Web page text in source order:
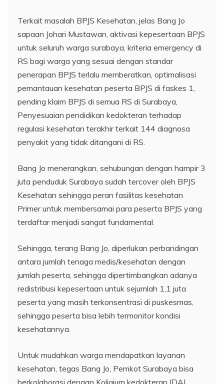
Terkait masalah BPJS Kesehatan, jelas Bang Jo
sapaan Johari Mustawan, aktivasi kepesertaan BPJS
untuk seluruh warga surabaya, kriteria emergency di
RS bagi warga yang sesuai dengan standar
penerapan BPJS terlalu memberatkan, optimalisasi
pemantauan kesehatan peserta BPJS di faskes 1,
pending klaim BPJS di semua RS di Surabaya,
Penyesuaian pendidikan kedokteran terhadap
regulasi kesehatan terakhir terkait 144 diagnosa
penyakit yang tidak ditangani di RS.
Bang Jo menerangkan, sehubungan dengan hampir 3
juta penduduk Surabaya sudah tercover oleh BPJS
Kesehatan sehingga peran fasilitas kesehatan
Primer untuk membersamai para peserta BPJS yang
terdaftar menjadi sangat fundamental.
Sehingga, terang Bang Jo, diperlukan perbandingan
antara jumlah tenaga medis/kesehatan dengan
jumlah peserta, sehingga dipertimbangkan adanya
redistribusi kepesertaan untuk sejumlah 1,1 juta
peserta yang masih terkonsentrasi di puskesmas,
sehingga peserta bisa lebih termonitor kondisi
kesehatannya.
Untuk mudahkan warga mendapatkan layanan
kesehatan, tegas Bang Jo, Pemkot Surabaya bisa
berkolaborasi dengan Koligium kedokteran IDAI